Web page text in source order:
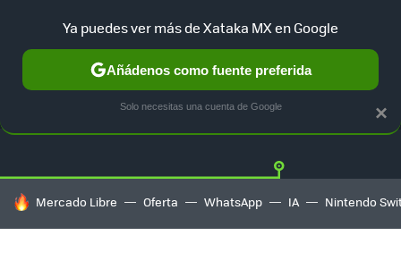
GUÍA DE COMPRAS MERCADO LIBRE
HOY SE HABLA DE
Mercado Libre Oferta WhatsApp IA Nintendo
×
Ya puedes ver más de Xataka MX en Google
Añádenos como fuente preferida
Solo necesitas una cuenta de Google